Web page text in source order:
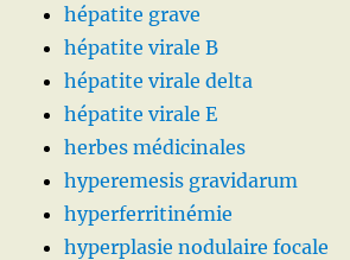
hépatite grave
hépatite virale B
hépatite virale delta
hépatite virale E
herbes médicinales
hyperemesis gravidarum
hyperferritinémie
hyperplasie nodulaire focale